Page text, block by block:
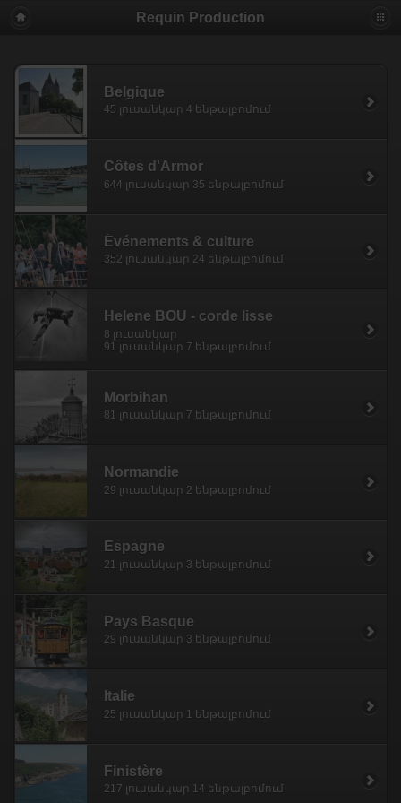
Requin Production
Belgique
45 լուսանկար 4 ենթալբոմում
Côtes d'Armor
644 լուսանկար 35 ենթալբոմում
Événements & culture
352 լուսանկար 24 ենթալբոմում
Helene BOU - corde lisse
8 լուսանկար
91 լուսանկար 7 ենթալբոմում
Morbihan
81 լուսանկար 7 ենթալբոմում
Normandie
29 լուսանկար 2 ենթալբոմում
Espagne
21 լուսանկար 3 ենթալբոմում
Pays Basque
29 լուսանկար 3 ենթալբոմում
Italie
25 լուսանկար 1 ենթալբոմում
Finistère
217 լուսանկար 14 ենթալբոմում